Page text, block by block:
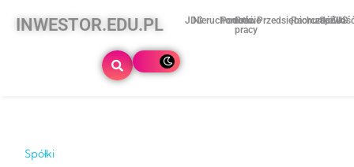
INWESTOR.EDU.PL JDGNieruchomości
Podatki
Prawo
pracy
Przedsiębiorczość
Spółki
ZUS
Spółki